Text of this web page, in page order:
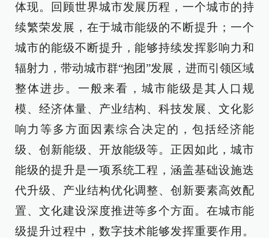
体现。回顾世界城市发展历程，一个城市的持
续繁荣发展，在于城市能级的不断提升；一个
城市的能级不断提升，能够持续发挥影响力和
辐射力，带动城市群“抱团”发展，进而引领区域
整体进步。一般来看，城市能级是其人口规
模、经济体量、产业结构、科技发展、文化影
响力等多方面因素综合决定的，包括经济能
级、创新能级、开放能级等。正因如此，城市
能级的提升是一项系统工程，涵盖基础设施迭
代升级、产业结构优化调整、创新要素高效配
置、文化建设深度推进等多个方面。在城市能
级提升过程中，数字技术能够发挥重要作用。